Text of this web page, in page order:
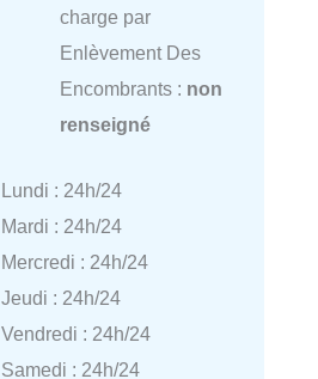
charge par
Enlèvement Des
Encombrants : non
renseigné
Lundi : 24h/24
Mardi : 24h/24
Mercredi : 24h/24
Jeudi : 24h/24
Vendredi : 24h/24
Samedi : 24h/24